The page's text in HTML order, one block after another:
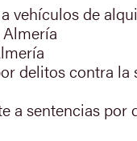
vehículos de
delitos contra la
a sentencias por